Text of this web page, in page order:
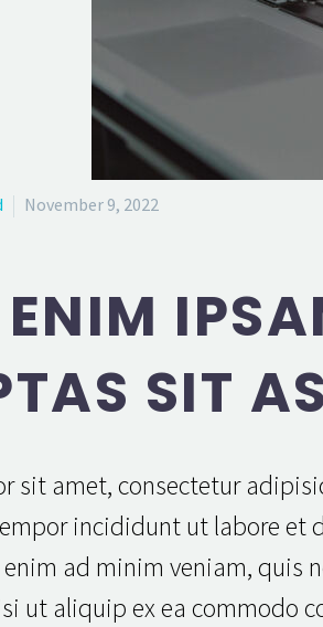
November 9, 2022
SIT
sit amet, consectetur
incididunt ut labore et
ad minim veniam, quis
ut aliquip ex ea commodo